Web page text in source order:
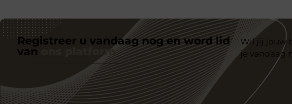
Registreer u vandaag nog en word lid
van
ons platform
Wil jij jouw
je vandaag